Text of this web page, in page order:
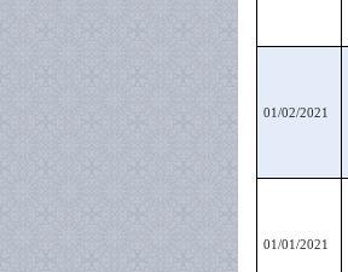
01/02/2021
01/01/2021